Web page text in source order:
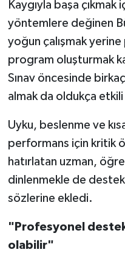
Kaygıyla başa
yöntemlere değinen
yoğun çalışmak
program oluşturmak
Sınav öncesinde
almak da oldukça
Uyku, beslenme ve
performans için kritik
hatırlatan uzman,
dinlenmekle de
sözlerine ekledi.
"Profesyonel destek
olabilir"